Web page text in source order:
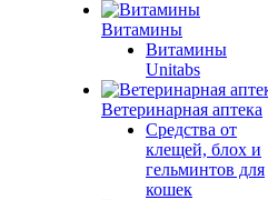
Витамины
Витамины
Unitabs
Ветеринарная аптека
Средства от
клещей, блох и
гельминтов для
кошек